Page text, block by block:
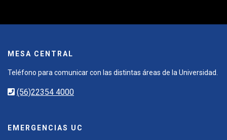
MESA CENTRAL
Teléfono para comunicar con las distintas áreas de la Universidad.
(56)22354 4000
EMERGENCIAS UC